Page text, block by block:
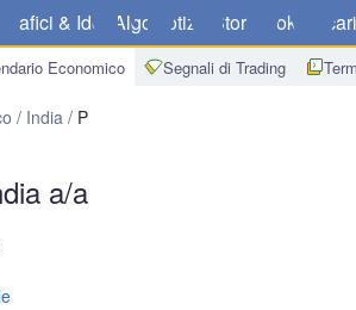
Grafici & Idee Algo Notizie Store Broker
Economico Segnali di Trading
India Produzione Industriale India a/a
a/a